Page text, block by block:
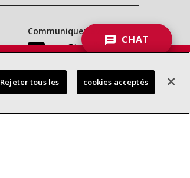
Communiquez avec nous :
CHAT
Rejeter tous les cookies acceptés